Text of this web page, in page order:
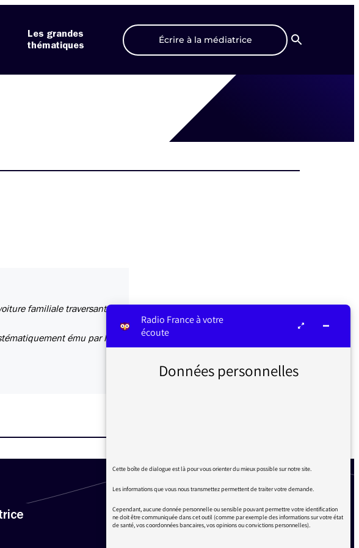
Les grandes
thématiques
Écrire à la médiatrice
Recherche
familiale traversant la
ému par la
Radio France à votre
écoute
Données personnelles
Cette boîte de dialogue est là pour vous orienter du mieux possible sur notre site.
Les informations que vous nous transmettez permettent de traiter votre demande.
Cependant, aucune donnée personnelle ou sensible pouvant permettre votre identification
ne doit être communiquée dans cet outil (comme par exemple des informations sur votre état
de santé, vos coordonnées bancaires, vos opinions ou convictions personnelles).